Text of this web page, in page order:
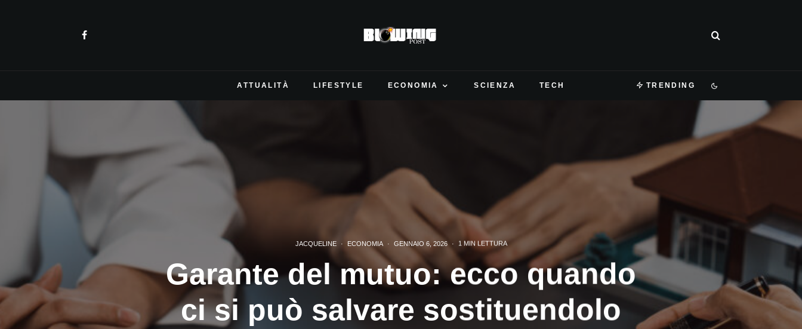
ATTUALITÀ LIFESTYLE ECONOMIA SCIENZA TECH TRENDING
JACQUELINE · ECONOMIA · GENNAIO 6, 2026 · 1 MIN LETTURA
Garante del mutuo: ecco quando
ci si può salvare sostituendolo